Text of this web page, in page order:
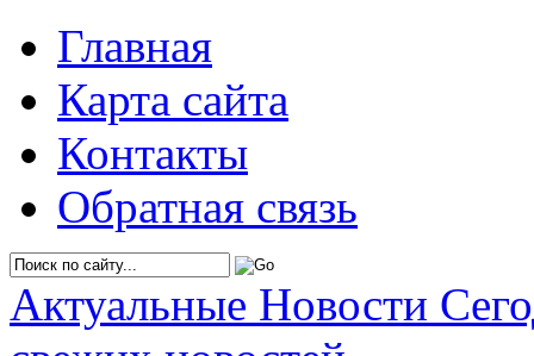
Главная
Карта сайта
Контакты
Обратная связь
Актуальные Новости